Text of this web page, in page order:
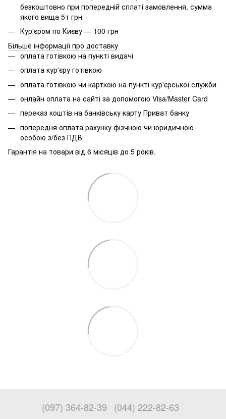
безкоштовно при попередній сплаті замовлення, сумма
якого вища 5т грн
Кур'єром по Києву — 100 грн
Більше інформації про доставку
оплата готівкою на пункті видачі
оплата кур'єру готівкою
оплата готівкою чи карткою на пункті кур'єрської служби
онлайн оплата на сайті за допомогою Visa/Master Card
переказ коштів на банківську карту Приват банку
попередня оплата рахунку фізчною чи юридичною
особою з/без ПДВ
Гарантія на товари від 6 місяців до 5 років.
(097) 364-82-39 (044) 222-82-63